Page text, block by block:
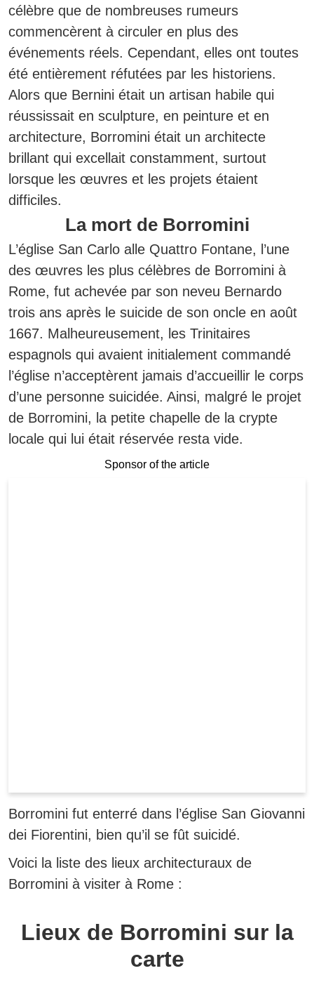
célèbre que de nombreuses rumeurs
commencèrent à circuler en plus des
événements réels. Cependant, elles ont toutes
été entièrement réfutées par les historiens.
Alors que Bernini était un artisan habile qui
réussissait en sculpture, en peinture et en
architecture, Borromini était un architecte
brillant qui excellait constamment, surtout
lorsque les œuvres et les projets étaient
difficiles.
La mort de Borromini
L’église San Carlo alle Quattro Fontane, l’une
des œuvres les plus célèbres de Borromini à
Rome, fut achevée par son neveu Bernardo
trois ans après le suicide de son oncle en août
1667. Malheureusement, les Trinitaires
espagnols qui avaient initialement commandé
l’église n’acceptèrent jamais d’accueillir le corps
d’une personne suicidée. Ainsi, malgré le projet
de Borromini, la petite chapelle de la crypte
locale qui lui était réservée resta vide.
Sponsor of the article
Borromini fut enterré dans l’église San Giovanni
dei Fiorentini, bien qu’il se fût suicidé.
Voici la liste des lieux architecturaux de
Borromini à visiter à Rome :
Lieux de Borromini sur la
carte